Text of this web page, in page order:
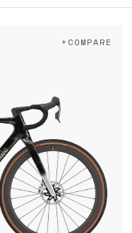
+COMPARE